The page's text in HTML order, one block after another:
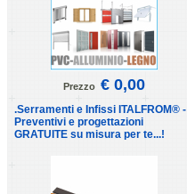
Prezzo € 0,00
.Serramenti e Infissi ITALFROM® -
Preventivi e progettazioni
GRATUITE su misura per te...!